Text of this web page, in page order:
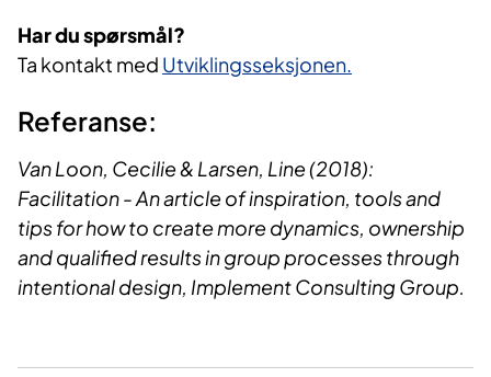
Har du spørsmål?
Ta kontakt med Utviklingsseksjonen.
Referanse:
Van Loon, Cecilie & Larsen, Line (2018):
Facilitation - An article of inspiration, tools and
tips for how to create more dynamics, ownership
and qualified results in group processes through
intentional design, Implement Consulting Group.